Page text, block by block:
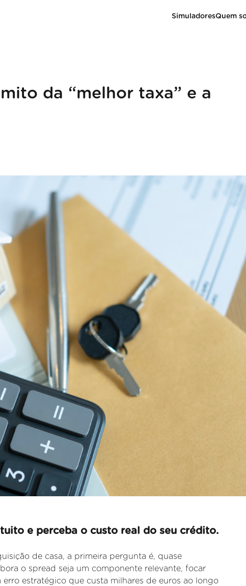
SimuladoresQuem
da “melhor taxa” e a
e perceba o custo real do seu crédito.
de casa, a primeira pergunta é, quase
o spread seja um componente relevante, focar
estratégico que custa milhares de euros ao longo